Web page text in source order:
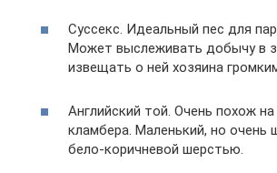
Суссекс. Идеальный пес для
Может выслеживать добычу в
извещать о ней хозяина
Английский той. Очень похож
кламбера. Маленький, но очень
бело-коричневой шерстью.